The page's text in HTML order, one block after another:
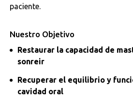
paciente.
Nuestro Objetivo
Restaurar la capacidad de
sonreir
Recuperar el equilibrio y
cavidad oral